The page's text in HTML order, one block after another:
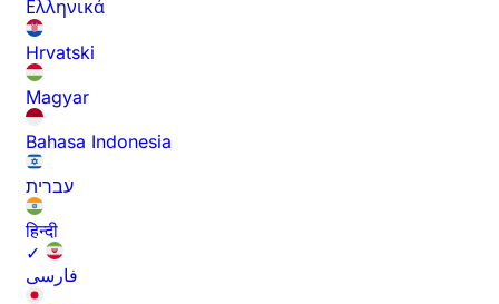
Ελληνικά
Hrvatski
Magyar
Bahasa Indonesia
עברית
हिन्दी
✓
فارسی